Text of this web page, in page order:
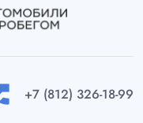
+7 (812) 326-18-99